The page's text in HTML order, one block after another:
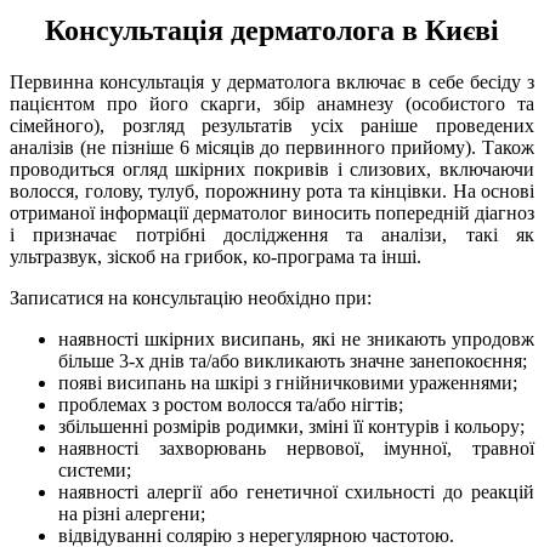
Консультація дерматолога в Києві
Первинна консультація у дерматолога включає в себе бесіду з
пацієнтом про його скарги, збір анамнезу (особистого та
сімейного), розгляд результатів усіх раніше проведених
аналізів (не пізніше 6 місяців до первинного прийому). Також
проводиться огляд шкірних покривів і слизових, включаючи
волосся, голову, тулуб, порожнину рота та кінцівки. На основі
отриманої інформації дерматолог виносить попередній діагноз
і призначає потрібні дослідження та аналізи, такі як
ультразвук, зіскоб на грибок, ко-програма та інші.
Записатися на консультацію необхідно при:
наявності шкірних висипань, які не зникають упродовж
більше 3-х днів та/або викликають значне занепокоєння;
появі висипань на шкірі з гнійничковими ураженнями;
проблемах з ростом волосся та/або нігтів;
збільшенні розмірів родимки, зміні її контурів і кольору;
наявності захворювань нервової, імунної, травної
системи;
наявності алергії або генетичної схильності до реакцій
на різні алергени;
відвідуванні солярію з нерегулярною частотою.